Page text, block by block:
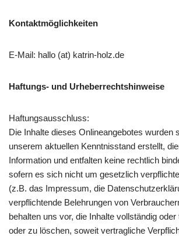
Kontaktmöglichkeiten
E-Mail: hallo (at) katrin-holz.de
Haftungs- und Urheberrechtshinweise
Haftungsausschluss:
Die Inhalte dieses Onlineangebotes wurden
unserem aktuellen Kenntnisstand erstellt,
Information und entfalten keine rechtlich
sofern es sich nicht um gesetzlich
(z.B. das Impressum, die
verpflichtende Belehrungen von
behalten uns vor, die Inhalte vollständig
oder zu löschen, soweit vertragliche